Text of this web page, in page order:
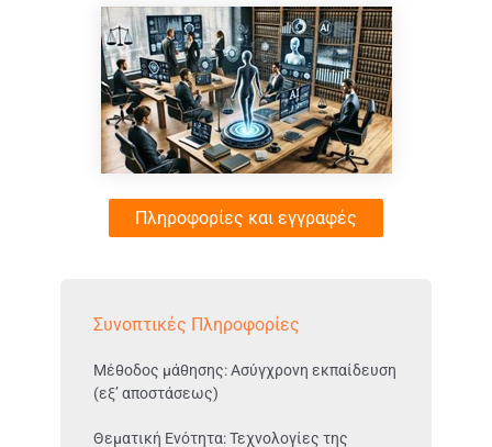
Πληροφορίες και εγγραφές
Συνοπτικές Πληροφορίες
Μέθοδος μάθησης: Ασύγχρονη εκπαίδευση
(εξ’ αποστάσεως)
Θεματική Ενότητα: Τεχνολογίες της